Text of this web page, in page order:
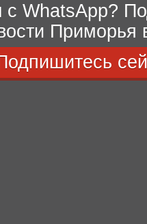
WhatsApp?
Приморья